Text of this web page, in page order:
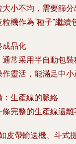
小不均，需要篩分
機作為“種子”繼
成品化
常采用半自動包裝
靈活，能滿足中小
：生產線的脈絡
完整的生產線還離
皮帶輸送機、 斗式